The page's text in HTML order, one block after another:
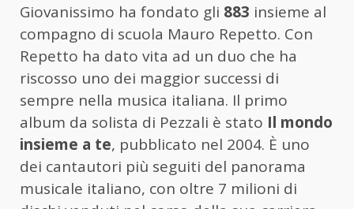
Giovanissimo ha fondato gli 883 insieme al
compagno di scuola Mauro Repetto. Con
Repetto ha dato vita ad un duo che ha
riscosso uno dei maggior successi di
sempre nella musica italiana. Il primo
album da solista di Pezzali è stato Il mondo
insieme a te, pubblicato nel 2004. È uno
dei cantautori più seguiti del panorama
musicale italiano, con oltre 7 milioni di